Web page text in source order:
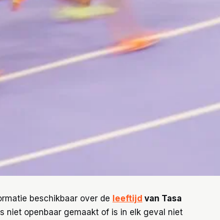
beschikbaar over de leeftijd van Tasa
niet openbaar gemaakt of is in elk geval niet